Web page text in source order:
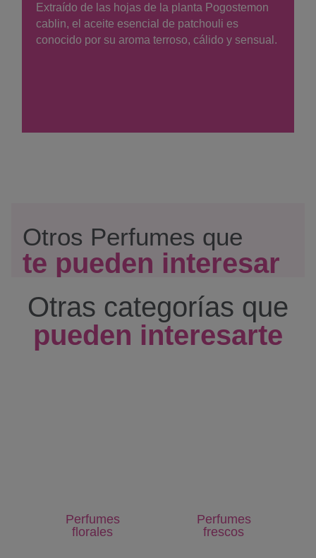
Extraído de las hojas de la planta Pogostemon
cablin, el aceite esencial de patchouli es
conocido por su aroma terroso, cálido y sensual.
Otros Perfumes que
te pueden interesar
Otras categorías que
pueden interesarte
Perfumes
florales
Perfumes
frescos